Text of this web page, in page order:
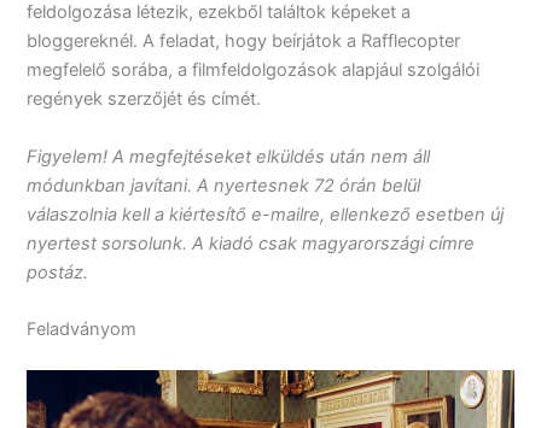
feldolgozása létezik, ezekből találtok képeket a
bloggereknél. A feladat, hogy beírjátok a Rafflecopter
megfelelő sorába, a filmfeldolgozások alapjául szolgálói
regények szerzőjét és címét.
Figyelem! A megfejtéseket elküldés után nem áll
módunkban javítani. A nyertesnek 72 órán belül
válaszolnia kell a kiértesítő e-mailre, ellenkező esetben új
nyertest sorsolunk. A kiadó csak magyarországi címre
postáz.
Feladványom